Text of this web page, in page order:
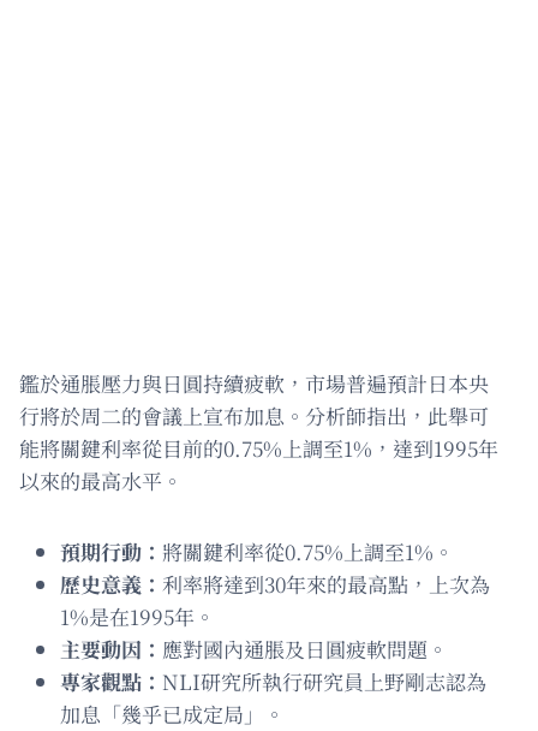
鑑於通脹壓力與日圓持續疲軟，市場普遍預計日本央
行將於周二的會議上宣布加息。分析師指出，此舉可
能將關鍵利率從目前的0.75%上調至1%，達到1995年
以來的最高水平。
預期行動： 將關鍵利率從0.75%上調至1%。
歷史意義： 利率將達到30年來的最高點，上次為
1%是在1995年。
主要動因： 應對國內通脹及日圓疲軟問題。
專家觀點： NLI研究所執行研究員上野剛志認為
加息「幾乎已成定局」。